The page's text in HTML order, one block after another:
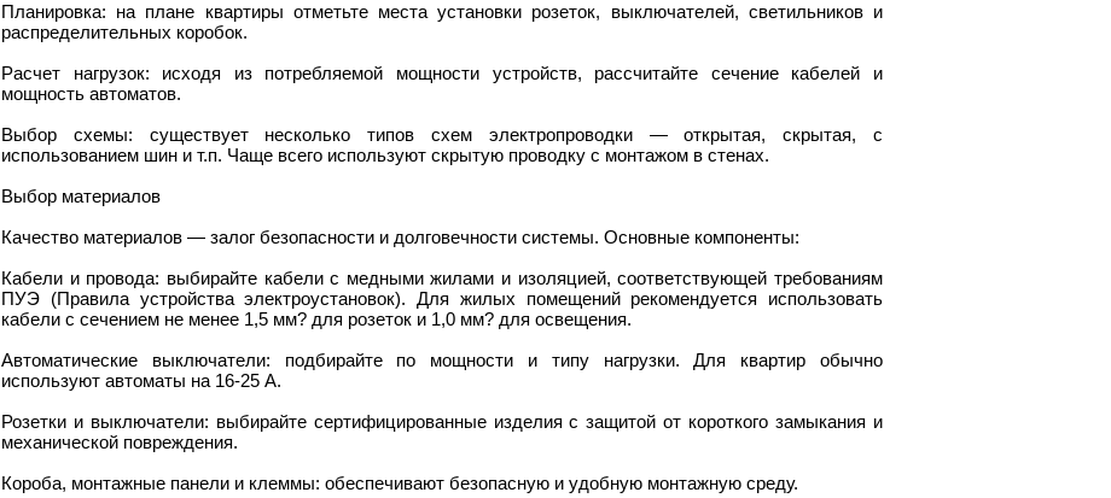
Планировка: на плане квартиры отметьте места установки розеток, выключателей, светильников и
распределительных коробок.
Расчет нагрузок: исходя из потребляемой мощности устройств, рассчитайте сечение кабелей и
мощность автоматов.
Выбор схемы: существует несколько типов схем электропроводки — открытая, скрытая, с
использованием шин и т.п. Чаще всего используют скрытую проводку с монтажом в стенах.
Выбор материалов
Качество материалов — залог безопасности и долговечности системы. Основные компоненты:
Кабели и провода: выбирайте кабели с медными жилами и изоляцией, соответствующей требованиям
ПУЭ (Правила устройства электроустановок). Для жилых помещений рекомендуется использовать
кабели с сечением не менее 1,5 мм? для розеток и 1,0 мм? для освещения.
Автоматические выключатели: подбирайте по мощности и типу нагрузки. Для квартир обычно
используют автоматы на 16-25 А.
Розетки и выключатели: выбирайте сертифицированные изделия с защитой от короткого замыкания и
механической повреждения.
Короба, монтажные панели и клеммы: обеспечивают безопасную и удобную монтажную среду.